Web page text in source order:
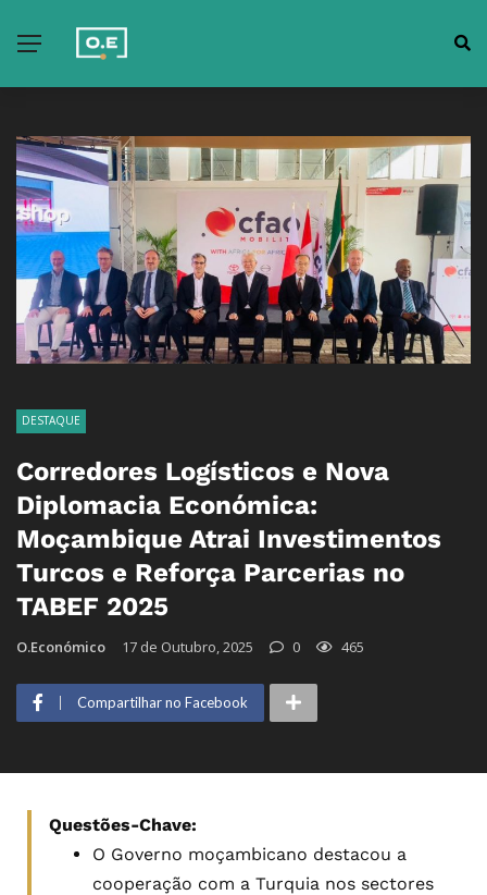
DESTAQUE
Corredores Logísticos e Nova
Diplomacia Económica:
Moçambique Atrai Investimentos
Turcos e Reforça Parcerias no
TABEF 2025
O.Económico 17 de Outubro, 2025 0 465
Compartilhar no Facebook
Questões-Chave:
O Governo moçambicano destacou a
cooperação com a Turquia nos sectores